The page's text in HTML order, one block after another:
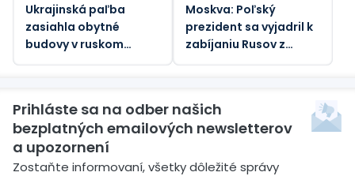
Ukrajinská paľba
zasiahla obytné
budovy v ruskom
Moskva: Poľský
prezident sa vyjadril k
zabíjaniu Rusov z
Prihláste sa na odber našich
bezplatných emailových newsletterov
a upozornení
Zostaňte informovaní, všetky dôležité správy